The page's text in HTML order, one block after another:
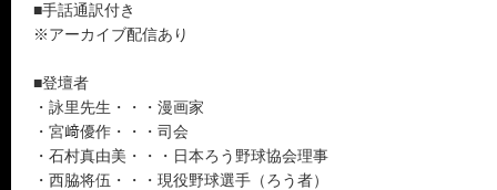
■手話通訳付き
※アーカイブ配信あり
■登壇者
・詠里先生・・・漫画家
・宮﨑優作・・・司会
・石村真由美・・・日本ろう野球協会理事
・西脇将伍・・・現役野球選手（ろう者）